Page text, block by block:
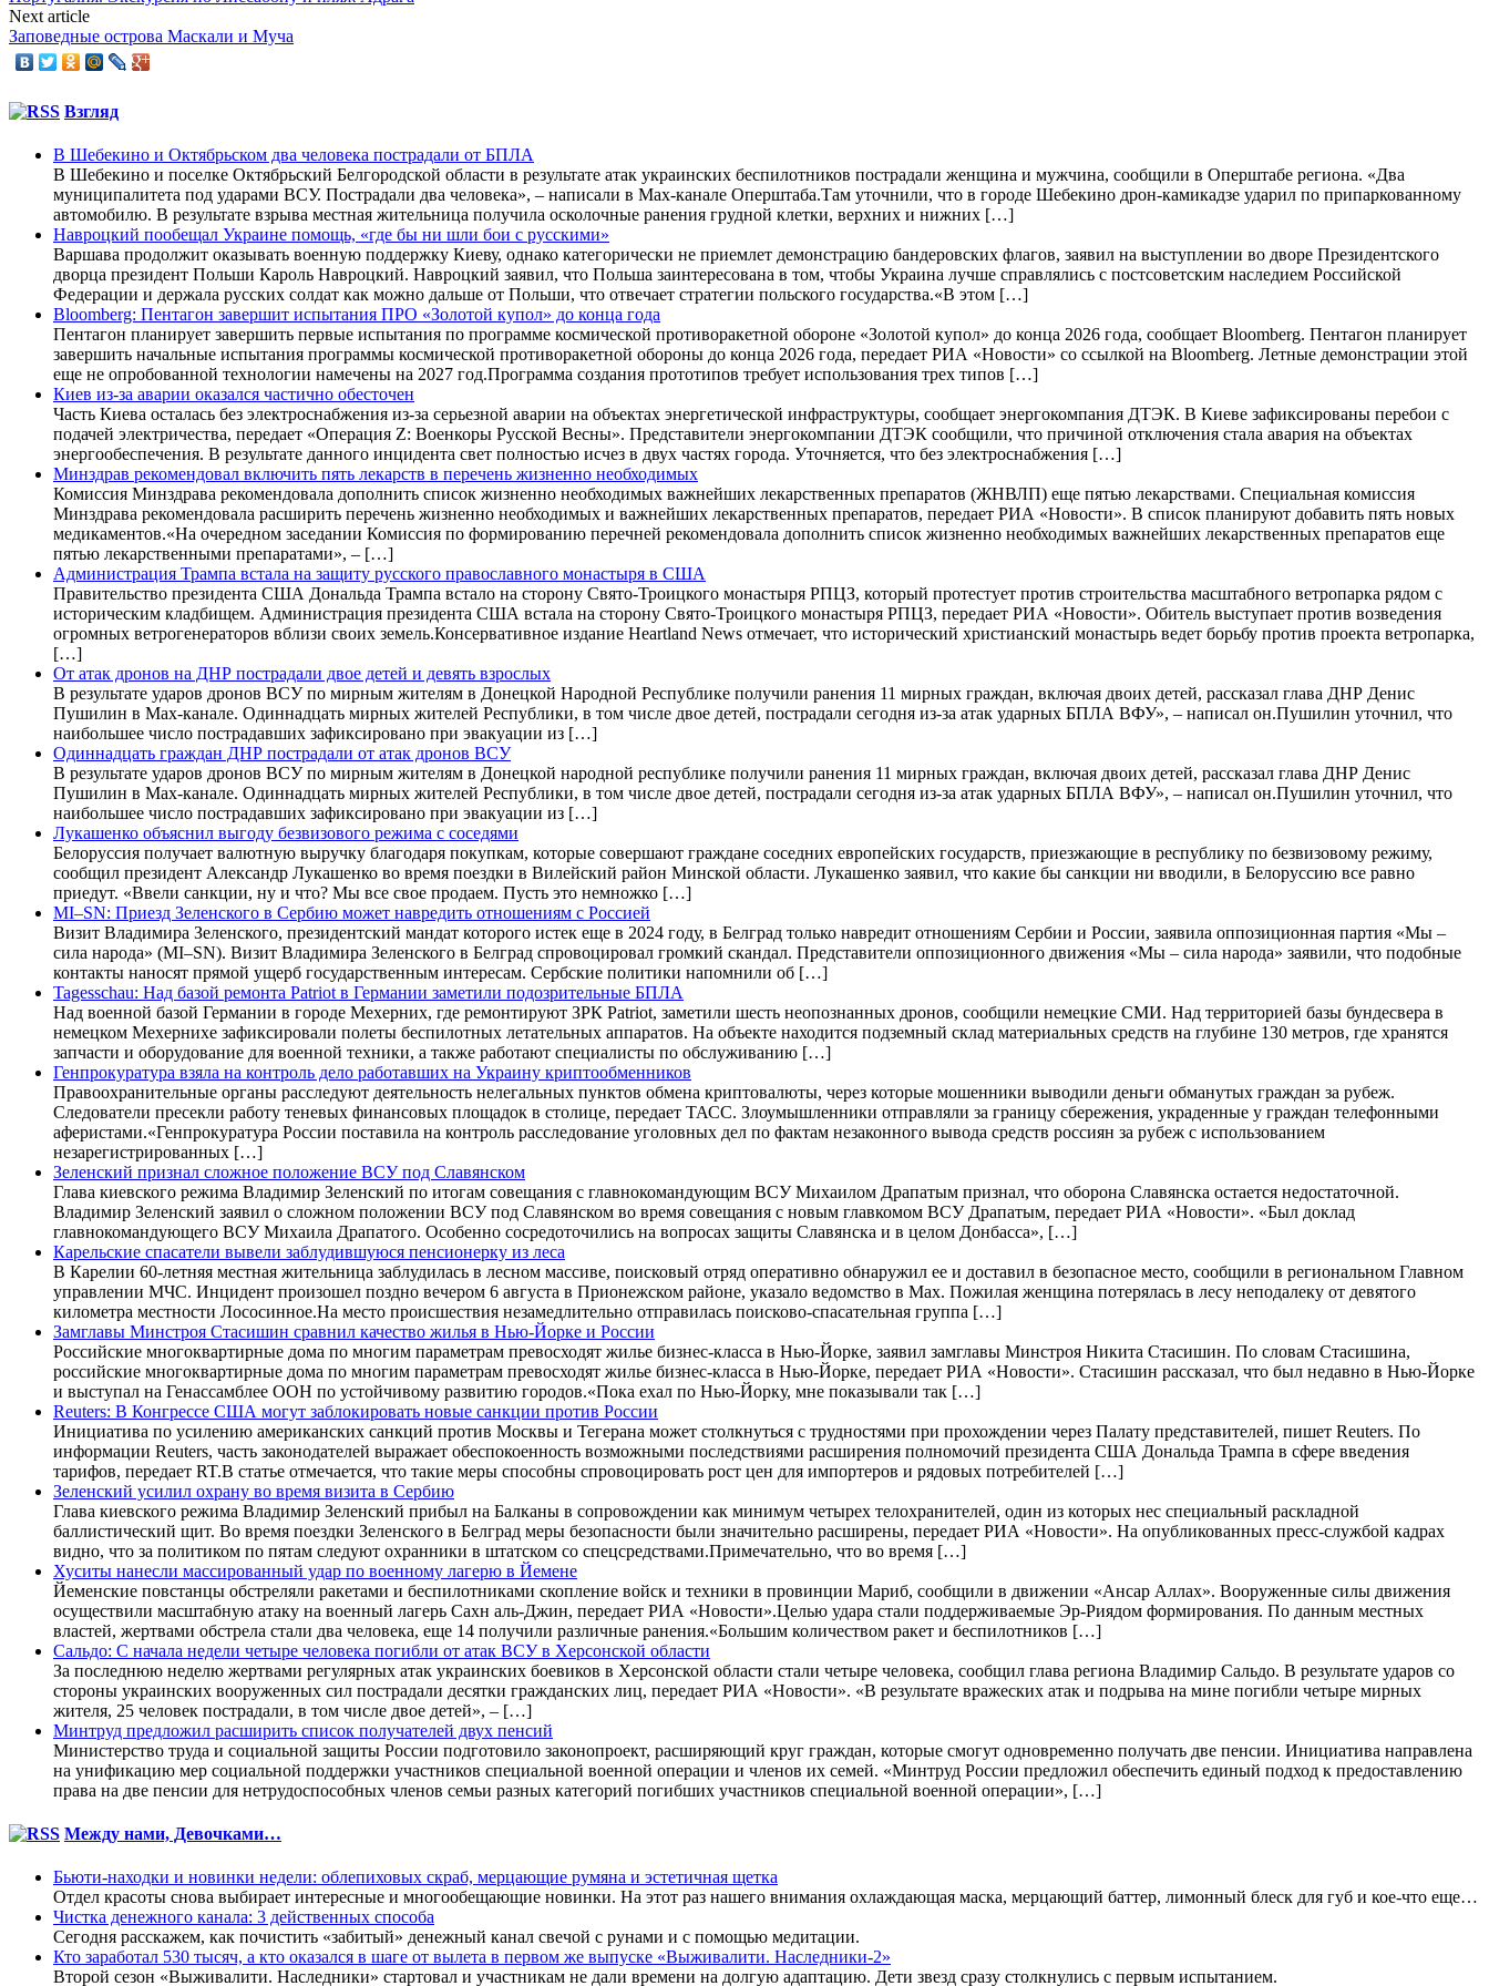
Next article
Заповедные острова Маскали и Муча
Взгляд
В Шебекино и Октябрьском два человека пострадали от БПЛА
В Шебекино и поселке Октябрьский Белгородской области в результате атак украинских беспилотников пострадали женщина и мужчина, сообщили в Оперштабе региона. «Два
муниципалитета под ударами ВСУ. Пострадали два человека», – написали в Max-канале Оперштаба.Там уточнили, что в городе Шебекино дрон-камикадзе ударил по припаркованному
автомобилю. В результате взрыва местная жительница получила осколочные ранения грудной клетки, верхних и нижних […]
Навроцкий пообещал Украине помощь, «где бы ни шли бои с русскими»
Варшава продолжит оказывать военную поддержку Киеву, однако категорически не приемлет демонстрацию бандеровских флагов, заявил на выступлении во дворе Президентского
дворца президент Польши Кароль Навроцкий. Навроцкий заявил, что Польша заинтересована в том, чтобы Украина лучше справлялись с постсоветским наследием Российской
Федерации и держала русских солдат как можно дальше от Польши, что отвечает стратегии польского государства.«В этом […]
Bloomberg: Пентагон завершит испытания ПРО «Золотой купол» до конца года
Пентагон планирует завершить первые испытания по программе космической противоракетной обороне «Золотой купол» до конца 2026 года, сообщает Bloomberg. Пентагон планирует
завершить начальные испытания программы космической противоракетной обороны до конца 2026 года, передает РИА «Новости» со ссылкой на Bloomberg. Летные демонстрации этой
еще не опробованной технологии намечены на 2027 год.Программа создания прототипов требует использования трех типов […]
Киев из-за аварии оказался частично обесточен
Часть Киева осталась без электроснабжения из-за серьезной аварии на объектах энергетической инфраструктуры, сообщает энергокомпания ДТЭК. В Киеве зафиксированы перебои с
подачей электричества, передает «Операция Z: Военкоры Русской Весны». Представители энергокомпании ДТЭК сообщили, что причиной отключения стала авария на объектах
энергообеспечения. В результате данного инцидента свет полностью исчез в двух частях города. Уточняется, что без электроснабжения […]
Минздрав рекомендовал включить пять лекарств в перечень жизненно необходимых
Комиссия Минздрава рекомендовала дополнить список жизненно необходимых важнейших лекарственных препаратов (ЖНВЛП) еще пятью лекарствами. Специальная комиссия
Минздрава рекомендовала расширить перечень жизненно необходимых и важнейших лекарственных препаратов, передает РИА «Новости». В список планируют добавить пять новых
медикаментов.«На очередном заседании Комиссия по формированию перечней рекомендовала дополнить список жизненно необходимых важнейших лекарственных препаратов еще
пятью лекарственными препаратами», – […]
Администрация Трампа встала на защиту русского православного монастыря в США
Правительство президента США Дональда Трампа встало на сторону Свято-Троицкого монастыря РПЦЗ, который протестует против строительства масштабного ветропарка рядом с
историческим кладбищем. Администрация президента США встала на сторону Свято-Троицкого монастыря РПЦЗ, передает РИА «Новости». Обитель выступает против возведения
огромных ветрогенераторов вблизи своих земель.Консервативное издание Heartland News отмечает, что исторический христианский монастырь ведет борьбу против проекта ветропарка,
[…]
От атак дронов на ДНР пострадали двое детей и девять взрослых
В результате ударов дронов ВСУ по мирным жителям в Донецкой Народной Республике получили ранения 11 мирных граждан, включая двоих детей, рассказал глава ДНР Денис
Пушилин в Max-канале. Одиннадцать мирных жителей Республики, в том числе двое детей, пострадали сегодня из-за атак ударных БПЛА ВФУ», – написал он.Пушилин уточнил, что
наибольшее число пострадавших зафиксировано при эвакуации из […]
Одиннадцать граждан ДНР пострадали от атак дронов ВСУ
В результате ударов дронов ВСУ по мирным жителям в Донецкой народной республике получили ранения 11 мирных граждан, включая двоих детей, рассказал глава ДНР Денис
Пушилин в Max-канале. Одиннадцать мирных жителей Республики, в том числе двое детей, пострадали сегодня из-за атак ударных БПЛА ВФУ», – написал он.Пушилин уточнил, что
наибольшее число пострадавших зафиксировано при эвакуации из […]
Лукашенко объяснил выгоду безвизового режима с соседями
Белоруссия получает валютную выручку благодаря покупкам, которые совершают граждане соседних европейских государств, приезжающие в республику по безвизовому режиму,
сообщил президент Александр Лукашенко во время поездки в Вилейский район Минской области. Лукашенко заявил, что какие бы санкции ни вводили, в Белоруссию все равно
приедут. «Ввели санкции, ну и что? Мы все свое продаем. Пусть это немножко […]
MI–SN: Приезд Зеленского в Сербию может навредить отношениям с Россией
Визит Владимира Зеленского, президентский мандат которого истек еще в 2024 году, в Белград только навредит отношениям Сербии и России, заявила оппозиционная партия «Мы –
сила народа» (MI–SN). Визит Владимира Зеленского в Белград спровоцировал громкий скандал. Представители оппозиционного движения «Мы – сила народа» заявили, что подобные
контакты наносят прямой ущерб государственным интересам. Сербские политики напомнили об […]
Tagesschau: Над базой ремонта Patriot в Германии заметили подозрительные БПЛА
Над военной базой Германии в городе Мехерних, где ремонтируют ЗРК Patriot, заметили шесть неопознанных дронов, сообщили немецкие СМИ. Над территорией базы бундесвера в
немецком Мехернихе зафиксировали полеты беспилотных летательных аппаратов. На объекте находится подземный склад материальных средств на глубине 130 метров, где хранятся
запчасти и оборудование для военной техники, а также работают специалисты по обслуживанию […]
Генпрокуратура взяла на контроль дело работавших на Украину криптообменников
Правоохранительные органы расследуют деятельность нелегальных пунктов обмена криптовалюты, через которые мошенники выводили деньги обманутых граждан за рубеж.
Следователи пресекли работу теневых финансовых площадок в столице, передает ТАСС. Злоумышленники отправляли за границу сбережения, украденные у граждан телефонными
аферистами.«Генпрокуратура России поставила на контроль расследование уголовных дел по фактам незаконного вывода средств россиян за рубеж с использованием
незарегистрированных […]
Зеленский признал сложное положение ВСУ под Славянском
Глава киевского режима Владимир Зеленский по итогам совещания с главнокомандующим ВСУ Михаилом Драпатым признал, что оборона Славянска остается недостаточной.
Владимир Зеленский заявил о сложном положении ВСУ под Славянском во время совещания с новым главкомом ВСУ Драпатым, передает РИА «Новости». «Был доклад
главнокомандующего ВСУ Михаила Драпатого. Особенно сосредоточились на вопросах защиты Славянска и в целом Донбасса», […]
Карельские спасатели вывели заблудившуюся пенсионерку из леса
В Карелии 60-летняя местная жительница заблудилась в лесном массиве, поисковый отряд оперативно обнаружил ее и доставил в безопасное место, сообщили в региональном Главном
управлении МЧС. Инцидент произошел поздно вечером 6 августа в Прионежском районе, указало ведомство в Max. Пожилая женщина потерялась в лесу неподалеку от девятого
километра местности Лососинное.На место происшествия незамедлительно отправилась поисково-спасательная группа […]
Замглавы Минстроя Стасишин сравнил качество жилья в Нью-Йорке и России
Российские многоквартирные дома по многим параметрам превосходят жилье бизнес-класса в Нью-Йорке, заявил замглавы Минстроя Никита Стасишин. По словам Стасишина,
российские многоквартирные дома по многим параметрам превосходят жилье бизнес-класса в Нью-Йорке, передает РИА «Новости». Стасишин рассказал, что был недавно в Нью-Йорке
и выступал на Генассамблее ООН по устойчивому развитию городов.«Пока ехал по Нью-Йорку, мне показывали так […]
Reuters: В Конгрессе США могут заблокировать новые санкции против России
Инициатива по усилению американских санкций против Москвы и Тегерана может столкнуться с трудностями при прохождении через Палату представителей, пишет Reuters. По
информации Reuters, часть законодателей выражает обеспокоенность возможными последствиями расширения полномочий президента США Дональда Трампа в сфере введения
тарифов, передает RT.В статье отмечается, что такие меры способны спровоцировать рост цен для импортеров и рядовых потребителей […]
Зеленский усилил охрану во время визита в Сербию
Глава киевского режима Владимир Зеленский прибыл на Балканы в сопровождении как минимум четырех телохранителей, один из которых нес специальный раскладной
баллистический щит. Во время поездки Зеленского в Белград меры безопасности были значительно расширены, передает РИА «Новости». На опубликованных пресс-службой кадрах
видно, что за политиком по пятам следуют охранники в штатском со спецсредствами.Примечательно, что во время […]
Хуситы нанесли массированный удар по военному лагерю в Йемене
Йеменские повстанцы обстреляли ракетами и беспилотниками скопление войск и техники в провинции Мариб, сообщили в движении «Ансар Аллах». Вооруженные силы движения
осуществили масштабную атаку на военный лагерь Сахн аль-Джин, передает РИА «Новости».Целью удара стали поддерживаемые Эр-Риядом формирования. По данным местных
властей, жертвами обстрела стали два человека, еще 14 получили различные ранения.«Большим количеством ракет и беспилотников […]
Сальдо: С начала недели четыре человека погибли от атак ВСУ в Херсонской области
За последнюю неделю жертвами регулярных атак украинских боевиков в Херсонской области стали четыре человека, сообщил глава региона Владимир Сальдо. В результате ударов со
стороны украинских вооруженных сил пострадали десятки гражданских лиц, передает РИА «Новости». «В результате вражеских атак и подрыва на мине погибли четыре мирных
жителя, 25 человек пострадали, в том числе двое детей», – […]
Минтруд предложил расширить список получателей двух пенсий
Министерство труда и социальной защиты России подготовило законопроект, расширяющий круг граждан, которые смогут одновременно получать две пенсии. Инициатива направлена
на унификацию мер социальной поддержки участников специальной военной операции и членов их семей. «Минтруд России предложил обеспечить единый подход к предоставлению
права на две пенсии для нетрудоспособных членов семьи разных категорий погибших участников специальной военной операции», […]
Между нами, Девочками…
Бьюти-находки и новинки недели: облепиховых скраб, мерцающие румяна и эстетичная щетка
Отдел красоты снова выбирает интересные и многообещающие новинки. На этот раз нашего внимания охлаждающая маска, мерцающий баттер, лимонный блеск для губ и кое-что еще…
Чистка денежного канала: 3 действенных способа
Сегодня расскажем, как почистить «забитый» денежный канал свечой с рунами и с помощью медитации.
Кто заработал 530 тысяч, а кто оказался в шаге от вылета в первом же выпуске «Выживалити. Наследники-2»
Второй сезон «Выживалити. Наследники» стартовал и участникам не дали времени на долгую адаптацию. Дети звезд сразу столкнулись с первым испытанием.